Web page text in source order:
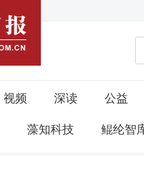
视频 深读 公益
藻知科技 鲲纶智